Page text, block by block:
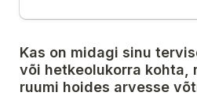
Kas on midagi sinu
või hetkeolukorra kohta,
ruumi hoides arvesse